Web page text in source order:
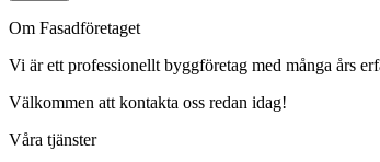
Om Fasadföretaget
Vi är ett professionellt byggföretag med många års
Välkommen att kontakta oss redan idag!
Våra tjänster